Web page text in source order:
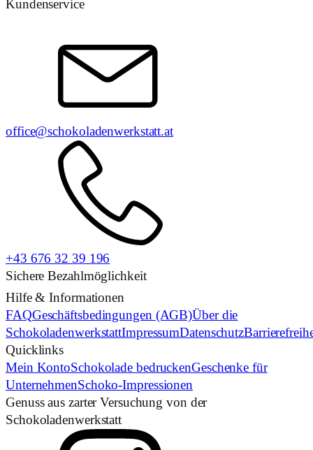
Kundenservice
office@schokoladenwerkstatt.at
+43 676 32 39 196
Sichere Bezahlmöglichkeit
Hilfe & Informationen
FAQGeschäftsbedingungen (AGB)Über die
SchokoladenwerkstattImpressumDatenschutz
Quicklinks
Mein KontoSchokolade bedruckenGeschenke für
UnternehmenSchoko-Impressionen
Genuss aus zarter Versuchung von der
Schokoladenwerkstatt